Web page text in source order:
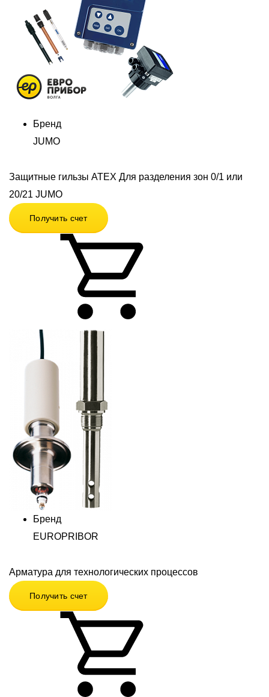
Бренд
JUMO
Защитные гильзы ATEX Для разделения зон 0/1 или
20/21 JUMO
Получить счет
Бренд
EUROPRIBOR
Арматура для технологических процессов
Получить счет